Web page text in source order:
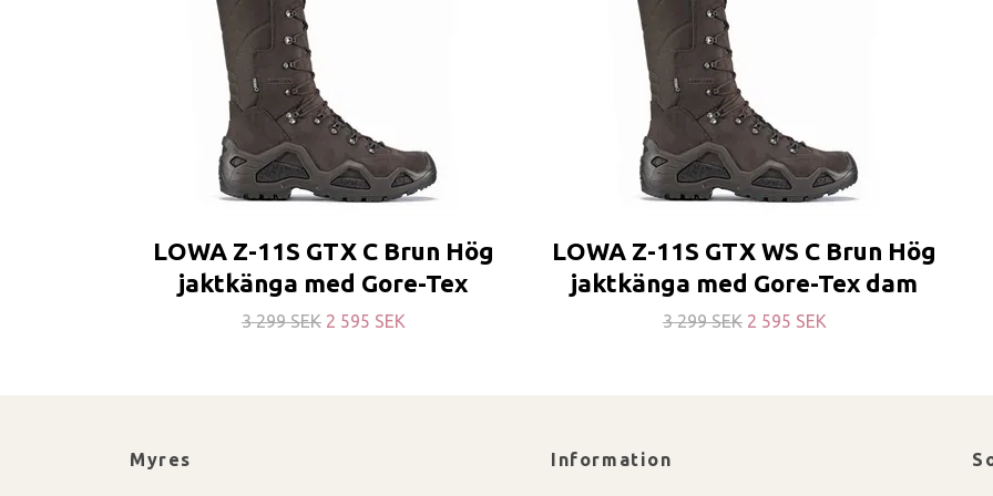
LOWA Z-11S GTX C Brun Hög
jaktkänga med Gore-Tex
3 299 SEK 2 595 SEK
LOWA Z-11S GTX WS C Brun Hög
jaktkänga med Gore-Tex dam
3 299 SEK 2 595 SEK
Myres Information